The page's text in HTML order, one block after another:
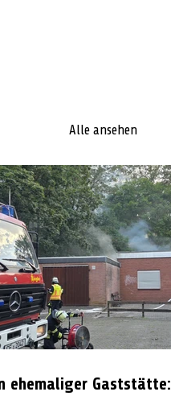
Alle ansehen
ehemaliger Gaststätte: